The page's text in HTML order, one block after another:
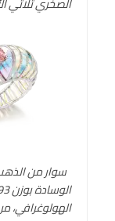
سوار من
الهولوغرافي،